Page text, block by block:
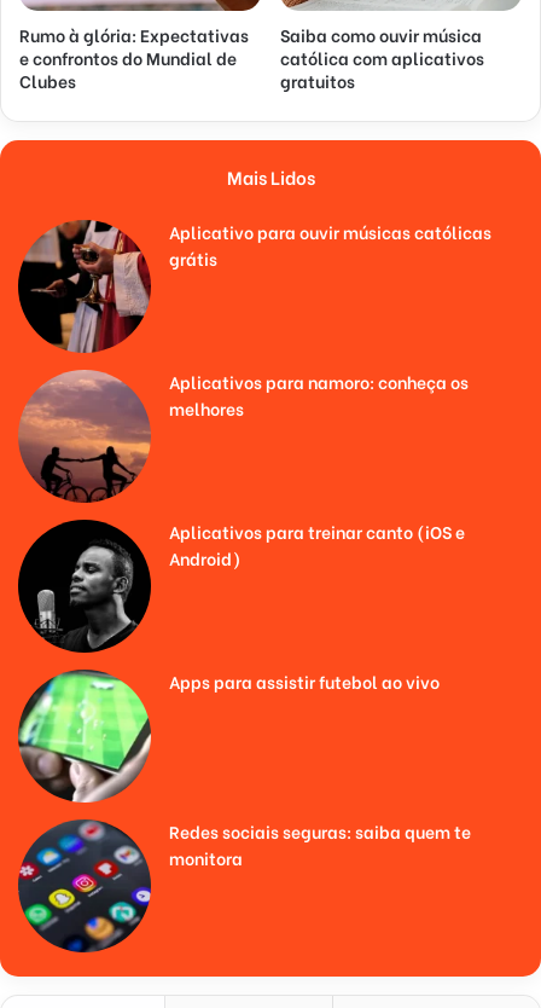
Rumo à glória: Expectativas
e confrontos do Mundial de
Clubes
Saiba como ouvir música
católica com aplicativos
gratuitos
Mais Lidos
Aplicativo para ouvir músicas católicas
grátis
Aplicativos para namoro: conheça os
melhores
Aplicativos para treinar canto (iOS e
Android)
Apps para assistir futebol ao vivo
Redes sociais seguras: saiba quem te
monitora